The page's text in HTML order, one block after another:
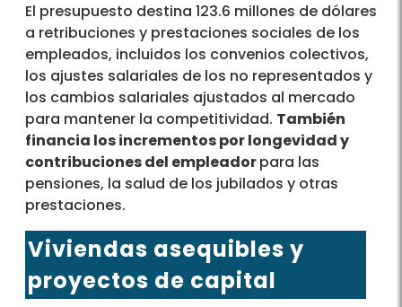
El presupuesto destina 123.6 millones de dólares
a retribuciones y prestaciones sociales de los
empleados, incluidos los convenios colectivos,
los ajustes salariales de los no representados y
los cambios salariales ajustados al mercado
para mantener la competitividad. También
financia los incrementos por longevidad y
contribuciones del empleadorpara las
pensiones, la salud de los jubilados y otras
prestaciones.
Viviendas asequibles y
proyectos de capital